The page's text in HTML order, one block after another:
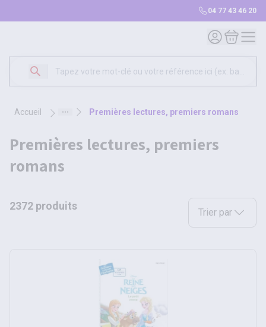
04 77 43 46 20
Mon compte
Mon
accueil premières lectures, premiers romans
premières lectures, premiers
romans
2372 produits
Trier par